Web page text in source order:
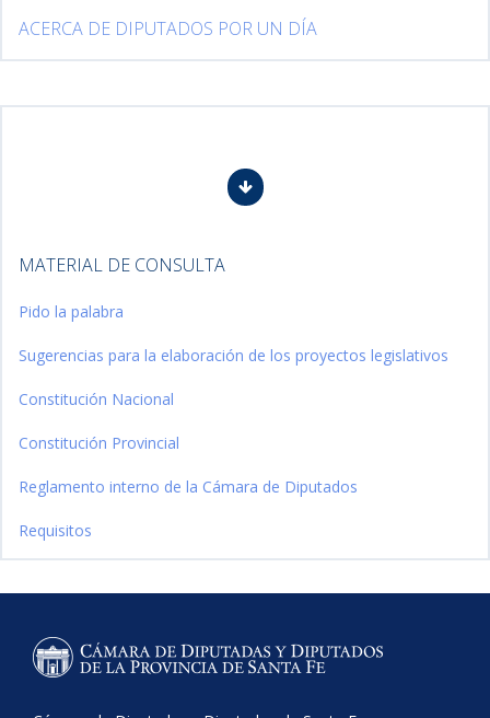
ACERCA DE DIPUTADOS POR UN DÍA
MATERIAL DE CONSULTA
Pido la palabra
Sugerencias para la elaboración de los proyectos legislativos
Constitución Nacional
Constitución Provincial
Reglamento interno de la Cámara de Diputados
Requisitos